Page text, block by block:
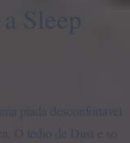
Sleep
piada desconfortavel
O tedio de Dust e so